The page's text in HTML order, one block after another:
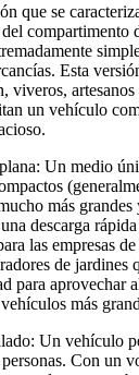
que se
compartimento
Esta
viveros,
un vehículo
Un medio
más
descarga
las empresas
de jardines
para aprovechar
más
Un vehículo
Con un